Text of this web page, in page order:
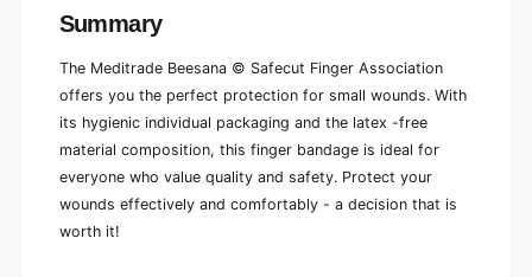
Summary
The Meditrade Beesana © Safecut Finger Association
offers you the perfect protection for small wounds. With
its hygienic individual packaging and the latex -free
material composition, this finger bandage is ideal for
everyone who value quality and safety. Protect your
wounds effectively and comfortably - a decision that is
worth it!